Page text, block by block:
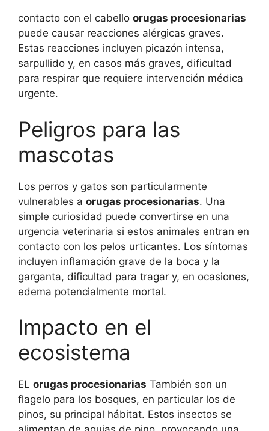
contacto con el cabello orugas procesionarias
puede causar reacciones alérgicas graves.
Estas reacciones incluyen picazón intensa,
sarpullido y, en casos más graves, dificultad
para respirar que requiere intervención médica
urgente.
Peligros para las
mascotas
Los perros y gatos son particularmente
vulnerables a orugas procesionarias. Una
simple curiosidad puede convertirse en una
urgencia veterinaria si estos animales entran en
contacto con los pelos urticantes. Los síntomas
incluyen inflamación grave de la boca y la
garganta, dificultad para tragar y, en ocasiones,
edema potencialmente mortal.
Impacto en el
ecosistema
EL orugas procesionarias También son un
flagelo para los bosques, en particular los de
pinos, su principal hábitat. Estos insectos se